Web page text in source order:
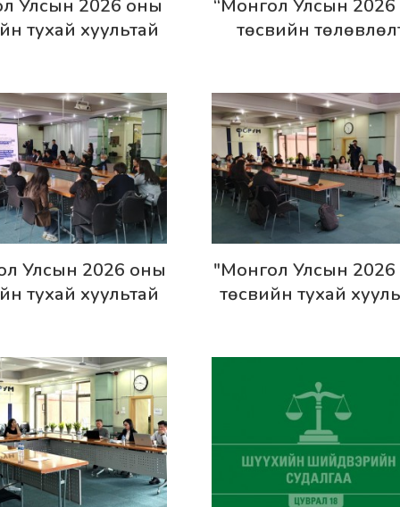
Улсын 2026 оны
тухай хуультай
дүн
гарсан
дүгнэлт
“Монгол Улсын
төсвийн
Улсын 2026 оны
тухай хуультай
боллоо
Дэлгэрэнгүй
"Монгол Улсын
төсвийн тухай